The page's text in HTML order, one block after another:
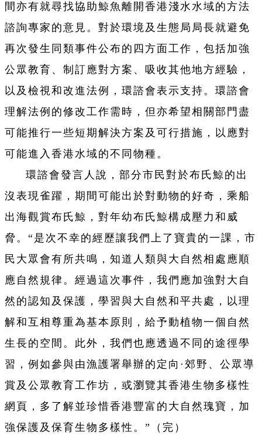
間亦有就尋找協助鯨魚離開香港淺水水域的方法
諮詢專家的意見。對於環境及生態局局長就避免
再次發生同類事件公布的四方面工作，包括加強
公眾教育、制訂應對方案、吸收其他地方經驗，
以及檢視和改進法例，環諮會表示支持。環諮會
理解法例的修改工作需時，但亦希望相關部門盡
可能推行一些短期解決方案及可行措施，以應對
可能進入香港水域的不同物種。
環諮會發言人說，部分市民對於布氏鯨的出
沒表現雀躍，期間可能出於對動物的好奇，乘船
出海觀賞布氏鯨，對年幼布氏鯨構成壓力和威
脅。“是次不幸的經歷讓我們上了寶貴的一課，市
民大眾會有所共鳴，知道人類與大自然相處應順
應自然規律。經過這次事件，我們應加強對大自
然的認知及保護，學習與大自然和平共處，以理
解和互相尊重為基本原則，給予動植物一個自然
生長的空間。此外，我們也應透過不同的途徑學
習，例如參與由漁護署舉辦的定向·郊野、公眾導
賞及公眾教育工作坊，或瀏覽其香港生物多樣性
網頁，多了解並珍惜香港豐富的大自然瑰寶，加
強保護及保育生物多樣性。”（完）